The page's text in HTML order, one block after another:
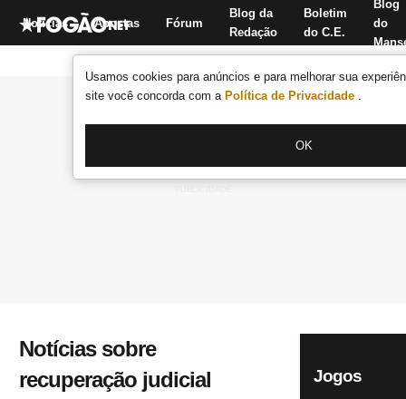
Usamos cookies para anúncios e para melhorar sua
site você concorda com a Política de Privacidade .
OK
Notícias Apostas Fórum
Blog da
Redação
Boletim
do C.E.
Blog
do
Notícias sobre
recuperação judicial
Jogos